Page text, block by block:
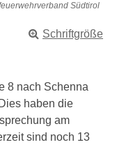
Südtirol
Schriftgröße
8 nach Schenna
haben die
am
sind noch 13